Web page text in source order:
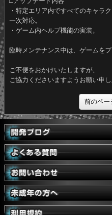
臨時メンテナンスでは下記項目
□アップデート内容
・特定エリア内ですべてのキャ
一次対応。
臨時メンテナンス中は、ゲーム
ご不便をおかけいたしますが、
ご協力くださいますようお願い
前の